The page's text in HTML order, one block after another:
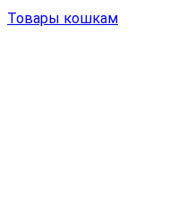
Товары кошкам